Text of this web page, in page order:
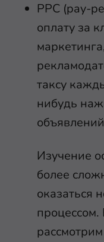
PPC (pay-
оплату за
таксу
нибудь
Изучение
более
оказаться